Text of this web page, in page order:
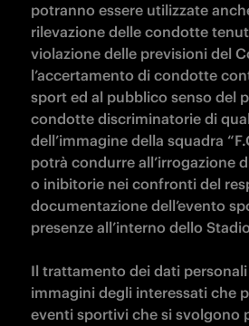
potranno essere utilizzate
rilevazione delle condotte
violazione delle previsioni del
l’accertamento di condotte
sport ed al pubblico senso del
condotte discriminatorie di
dell’immagine della squadra
potrà condurre all’irrogazione
o inibitorie nei confronti del
documentazione dell’evento
presenze all’interno dello
Il trattamento dei dati
immagini degli interessati che
eventi sportivi che si svolgono